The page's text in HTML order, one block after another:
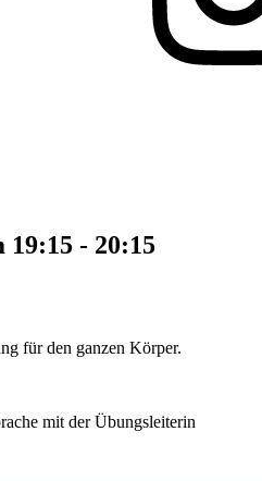
19:15 - 20:15
für den ganzen Körper.
mit der Übungsleiterin